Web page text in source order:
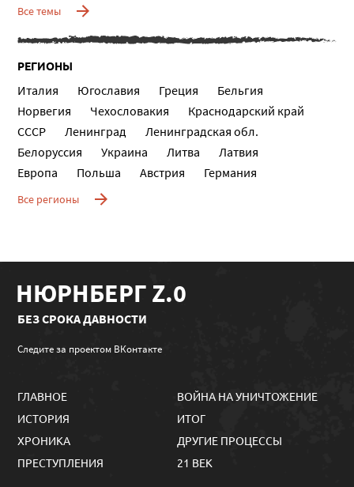
Все темы
РЕГИОНЫ
Италия Югославия Греция
Бельгия
Норвегия
Чехословакия
Краснодарский край
СССР
Ленинград
Ленинградская обл.
Белоруссия
Украина Литва
Латвия
Европа
Польша Австрия Германия
Все регионы
НЮРНБЕРГ Z.0
БЕЗ СРОКА ДАВНОСТИ
Следите за проектом ВКонтакте
ГЛАВНОЕ
ИСТОРИЯ
ХРОНИКА
ПРЕСТУПЛЕНИЯ
ВОЙНА НА УНИЧТОЖЕНИЕ
ИТОГ
ДРУГИЕ ПРОЦЕССЫ
21 ВЕК